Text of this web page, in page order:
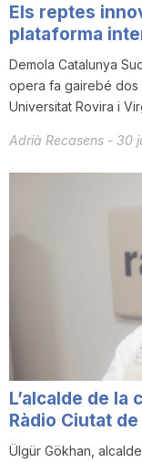
Els reptes
plataforma
Demola Catalunya
opera fa gairebé dos
Universitat Rovira i
Adrià Recasens - 30
L’alcalde de
Ràdio Ciutat
Ülgür Gökhan,